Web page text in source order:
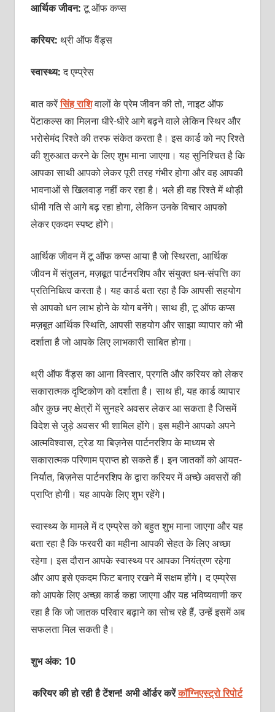
आर्थिक जीवन:टू ऑफ कप्स
करियर: थ्री ऑफ वैंड्स
स्वास्थ्य:द एम्प्रेस
बात करेंसिंह राशिवालोंके प्रेम जीवन की तो, नाइट ऑफ
पेंटाकल्स का मिलना धीरे-धीरे आगे बढ़ने वाले लेकिन स्थिर और
भरोसेमंद रिश्ते की तरफ संकेत करता है। इस कार्ड को नए रिश्ते
की शुरुआत करने के लिए शुभ माना जाएगा। यह सुनिश्चित है कि
आपका साथी आपको लेकर पूरी तरह गंभीर होगा और वह आपकी
भावनाओं से खिलवाड़ नहीं कर रहा है। भले ही वह रिश्ते में थोड़ी
धीमी गति से आगे बढ़ रहा होगा, लेकिन उनके विचार आपको
लेकर एकदम स्पष्ट होंगे।
आर्थिक जीवन में टू ऑफ कप्स आया है जो स्थिरता, आर्थिक
जीवन में संतुलन, मज़बूत पार्टनरशिप और संयुक्त धन-संपत्ति का
प्रतिनिधित्व करता है। यह कार्ड बता रहा है कि आपसी सहयोग
से आपको धन लाभ होने के योग बनेंगे। साथ ही, टू ऑफ कप्स
मज़बूत आर्थिक स्थिति, आपसी सहयोग और साझा व्यापार को भी
दर्शाता है जो आपके लिए लाभकारी साबित होगा।
थ्री ऑफ वैंड्स का आना विस्तार, प्रगति और करियर को लेकर
सकारात्मक दृष्टिकोण को दर्शाता है। साथ ही, यह कार्ड व्यापार
और कुछ नए क्षेत्रों में सुनहरे अवसर लेकर आ सकता है जिसमें
विदेश से जुड़े अवसर भी शामिल होंगे। इस महीने आपको अपने
आत्मविश्वास, ट्रेड या बिज़नेस पार्टनरशिप के माध्यम से
सकारात्मक परिणाम प्राप्त हो सकते हैं। इन जातकों को आयत-
निर्यात, बिज़नेस पार्टनरशिप के द्वारा करियर में अच्छे अवसरों की
प्राप्ति होगी। यह आपके लिए शुभ रहेंगे।
स्वास्थ्य के मामले में द एम्प्रेस को बहुत शुभ माना जाएगा और यह
बता रहा है कि फरवरी का महीना आपकी सेहत के लिए अच्छा
रहेगा। इस दौरान आपके स्वास्थ्य पर आपका नियंत्रण रहेगा
और आप इसे एकदम फिट बनाए रखने में सक्षम होंगे। द एम्प्रेस
को आपके लिए अच्छा कार्ड कहा जाएगा और यह भविष्यवाणी कर
रहा है कि जो जातक परिवार बढ़ाने का सोच रहे हैं, उन्हें इसमें अब
सफलता मिल सकती है।
शुभ अंक: 10
करियर की हो रही है टेंशन! अभी ऑर्डर करेंकॉग्निएस्ट्रो रिपोर्ट